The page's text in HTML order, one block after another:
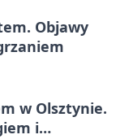
Objawy
w Olsztynie.
i